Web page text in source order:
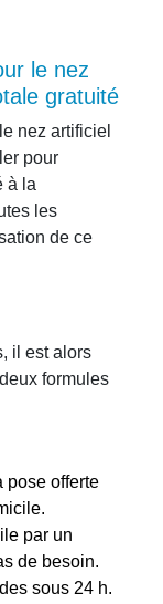
gratuité
nez artificiel
pour
à la
les
de ce
il est alors
formules
pose offerte
par un
de besoin.
sous 24 h.